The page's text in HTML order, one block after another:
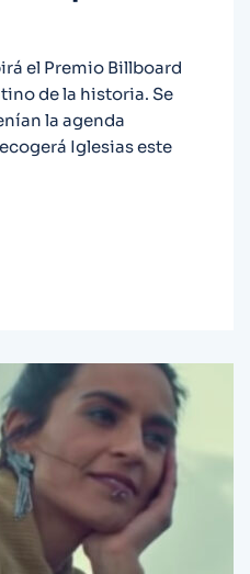
el Premio Billboard
de la historia. Se
la agenda
Iglesias este